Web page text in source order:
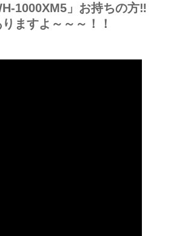
1000XM5」お持ちの方‼
ますよ～～～！！